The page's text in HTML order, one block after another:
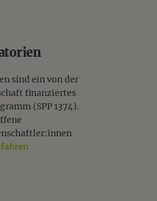
sind ein von der
finanziertes
(SPP 1374).